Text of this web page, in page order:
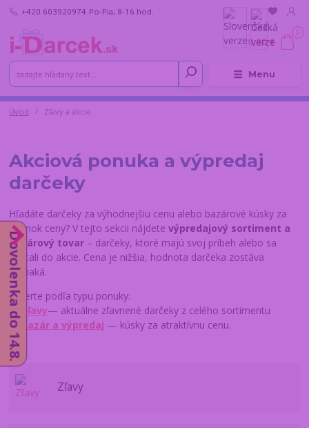
Menu
+420 603920974 Po-Pia, 8-16 hod.
0
0,00 €
Úvod Zľavy a akcie
Akciová ponuka a výpredaj
darčeky
Hľadáte darčeky za výhodnejšiu cenu alebo bazárové kúsky za
zlomok ceny? V tejto sekcii nájdetevýpredajový sortiment a
bazárový tovar – darčeky, ktoré majú svoj príbeh alebo sa
dostali do akcie. Cena je nižšia, hodnota darčeka zostáva
rovnaká.
Vyberte podľa typu ponuky:
→
Zľavy— aktuálne zľavnené darčeky z celého sortimentu
→
Bazár a výpredaj — kúsky za atraktívnu cenu.
Zľavy
Dovolenka do 14.8.